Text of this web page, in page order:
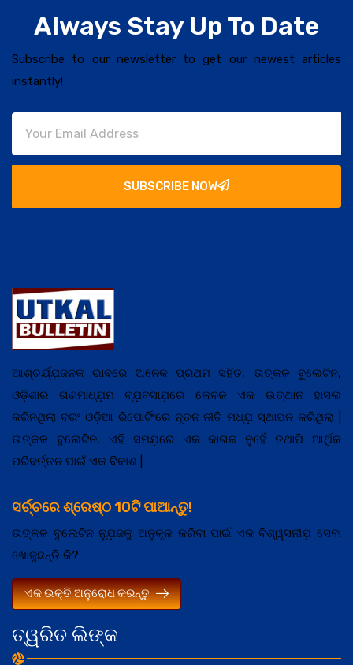
Always Stay Up To Date
Subscribe to our newsletter to get our newest articles
instantly!
SUBSCRIBE NOW
ତ୍ୱରିତ ଲିଙ୍କ
ଆଶ୍ଚର୍ଯ୍ଯ଼ଜନକ ଭାବରେ ଅନେକ ପ୍ରଥମ ସହିତ, ଉତ୍କଳ ବୁଲେଟିନ,
ଓଡ଼ିଶାର ଗଣମାଧ୍ଯ଼ମ ବ୍ଯ଼ବସାଯ଼ରେ କେବଳ ଏକ ଉତ୍ଥାନ ହାସଲ
କରିନଥିଲା ବରଂ ଓଡ଼ିଆ ରିପୋର୍ଟିଂରେ ନୂତନ ନୀତି ମଧ୍ଯ଼ ସ୍ଥାପନ କରିଥିଲା |
ଉତ୍କଳ ବୁଲେଟିନ, ଏହି ସମଯ଼ରେ ଏକ କାଗଜ ନୁହେଁ ତଥାପି ଆର୍ଥିକ
ପରିବର୍ତ୍ତନ ପାଇଁ ଏକ ବିକାଶ |
ସର୍ଚ୍ଚରେ ଶ୍ରେଷ୍ଠ 10ଟି ପାଆନ୍ତୁ!
ଉତ୍କଳ ବୁଲେଟିନ ନ୍ଯ଼ୁଜକୁ ଅନୁକୂଳ କରିବା ପାଇଁ ଏକ ବିଶ୍ୱସନୀଯ଼ ସେବା
ଖୋଜୁଛନ୍ତି କି?
ଏକ ଉକ୍ତି ଅନୁରୋଧ କରନ୍ତୁ